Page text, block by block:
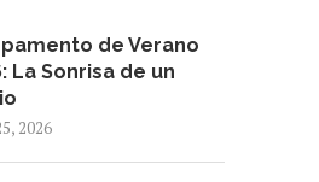
de Verano
La Sonrisa de un
2026